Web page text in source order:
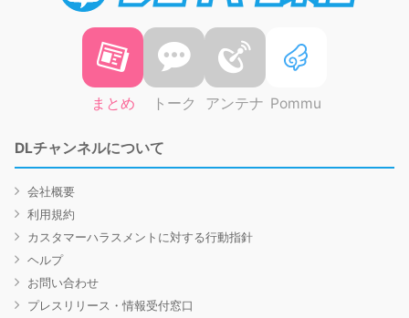
まとめ トーク アンテナ Pommu
DLチャンネルについて
会社概要
利用規約
カスタマーハラスメントに対する行動指針
ヘルプ
お問い合わせ
プレスリリース・情報受付窓口